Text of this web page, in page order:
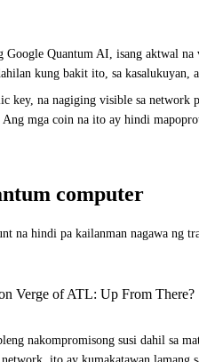
Quantum AI, isang aktwal
kung bakit ito, sa kasalukuyan,
na nagiging visible sa
mga coin na ito ay hindi
computer
hindi pa kailanman nagawa ng
of ATL: Up From
nakompromisong susi dahil sa